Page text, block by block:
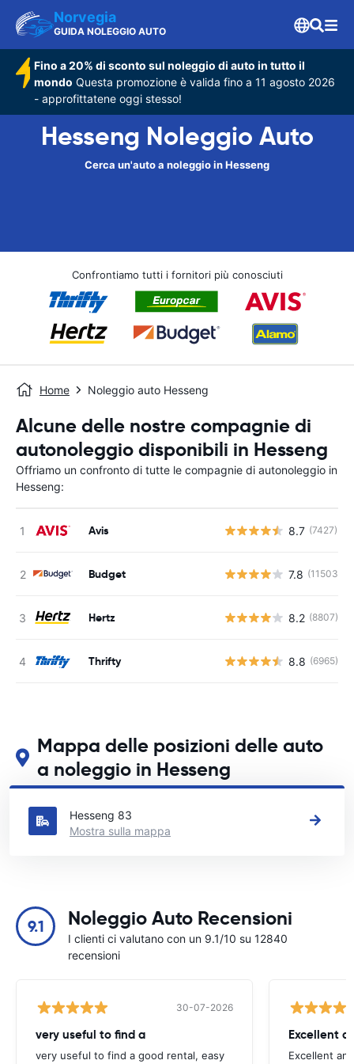
Norvegia
GUIDA NOLEGGIO AUTO
Fino a 20% di sconto sul noleggio di auto in tutto il
mondo Questa promozione è valida fino a 11 agosto 2026
- approfittatene oggi stesso!
Hesseng Noleggio Auto
Cerca un'auto a noleggio in Hesseng
Confrontiamo tutti i fornitori più conosciuti
Home Noleggio auto Hesseng
Alcune delle nostre compagnie di
autonoleggio disponibili in Hesseng
Offriamo un confronto di tutte le compagnie di autonoleggio in
Hesseng:
Avis 8.7 (7427)
Budget 7.8 (11503)
Hertz 8.2 (8807)
Thrifty 8.8 (6965)
Mappa delle posizioni delle auto
a noleggio in Hesseng
Guarda le nostre principali sedi di autonoleggio in Hesseng
Hesseng 83
Mostra sulla mappa
9.1 Noleggio Auto Recensioni
I clienti ci valutano con un 9.1/10 su 12840
recensioni
30-07-2026
very useful to find a
very useful to find a good rental, easy
Excellent
Excellent